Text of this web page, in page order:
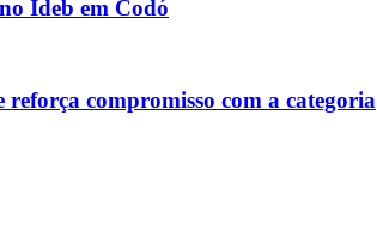
Ideb em Codó
compromisso com a categoria